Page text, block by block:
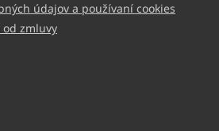
údajov a používaní cookies
zmluvy